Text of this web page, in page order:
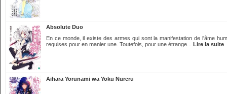
Absolute Duo
En ce monde, il existe des armes qui sont la manifestation de l'âme
requises pour en manier une. Toutefois, pour une étrange... Lire la suite
Aihara Yorunami wa Yoku Nureru